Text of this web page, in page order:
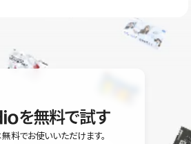
できるコミュニティもご利用ください。
を無料で試す
料でお使いいただけます。